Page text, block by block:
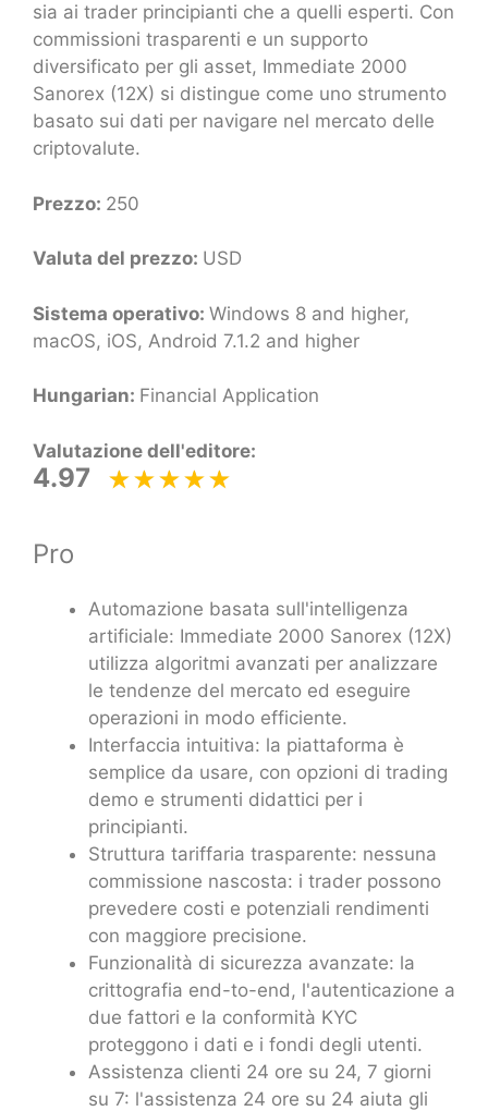
sia ai trader principianti che a quelli esperti. Con
commissioni trasparenti e un supporto
diversificato per gli asset, Immediate 2000
Sanorex (12X) si distingue come uno strumento
basato sui dati per navigare nel mercato delle
criptovalute.
Prezzo: 250
Valuta del prezzo: USD
Sistema operativo: Windows 8 and higher,
macOS, iOS, Android 7.1.2 and higher
Hungarian: Financial Application
Valutazione dell'editore:
4.97
Pro
Automazione basata sull'intelligenza
artificiale: Immediate 2000 Sanorex (12X)
utilizza algoritmi avanzati per analizzare
le tendenze del mercato ed eseguire
operazioni in modo efficiente.
Interfaccia intuitiva: la piattaforma è
semplice da usare, con opzioni di trading
demo e strumenti didattici per i
principianti.
Struttura tariffaria trasparente: nessuna
commissione nascosta: i trader possono
prevedere costi e potenziali rendimenti
con maggiore precisione.
Funzionalità di sicurezza avanzate: la
crittografia end-to-end, l'autenticazione a
due fattori e la conformità KYC
proteggono i dati e i fondi degli utenti.
Assistenza clienti 24 ore su 24, 7 giorni
su 7: l'assistenza 24 ore su 24 aiuta gli